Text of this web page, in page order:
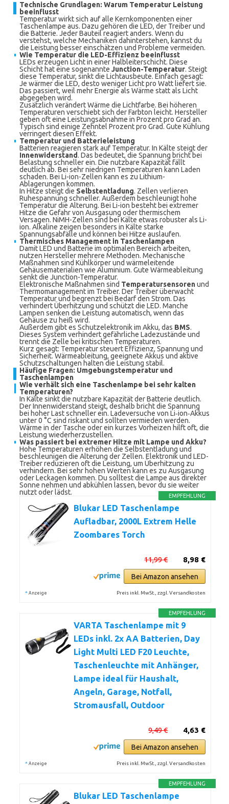
Technische Grundlagen: Warum Temperatur Leistung
beeinflusst
Temperatur wirkt sich auf alle Kernkomponenten einer
Taschenlampe aus. Dazu gehören die LED, der Treiber und
die Batterie. Jeder Bauteil reagiert anders. Wenn du
verstehst, welche Mechaniken dahinterstehen, kannst du
die Leistung besser einschätzen und Probleme vermeiden.
Wie Temperatur die LED-Effizienz beeinflusst
LEDs erzeugen Licht in einer Halbleiterschicht. Diese
Schicht hat eine sogenannte Junction-Temperatur. Steigt
diese Temperatur, sinkt die Lichtausbeute. Einfach gesagt:
Je wärmer die LED, desto weniger Licht pro Watt liefert sie.
Das passiert, weil mehr Energie als Wärme statt als Licht
abgegeben wird.
Zusätzlich verändert Wärme die Lichtfarbe. Bei höheren
Temperaturen verschiebt sich der Farbton leicht. Hersteller
geben oft eine Leistungsabnahme in Prozent pro Grad an.
Typisch sind einige Zehntel Prozent pro Grad. Gute Kühlung
verringert diesen Effekt.
Temperatur und Batterieleistung
Batterien reagieren stark auf Temperatur. In Kälte steigt der
Innenwiderstand. Das bedeutet, die Spannung bricht bei
Belastung schneller ein. Die nutzbare Kapazität fällt
deutlich ab. Bei sehr niedrigen Temperaturen kann Laden
schaden. Bei Li-ion-Zellen kann es zu Lithium-
Ablagerungen kommen.
In Hitze steigt die Selbstentladung. Zellen verlieren
Ruhespannung schneller. Außerdem beschleunigt hohe
Temperatur die Alterung. Bei Li-ion besteht bei extremer
Hitze die Gefahr von Ausgasung oder thermischem
Versagen. NiMH-Zellen sind bei Kälte etwas robuster als Li-
ion. Alkaline zeigen besonders in Kälte starke
Spannungsabfälle und können bei Hitze auslaufen.
Thermisches Management in Taschenlampen
Damit LED und Batterie im optimalen Bereich arbeiten,
nutzen Hersteller mehrere Methoden. Mechanische
Maßnahmen sind Kühlkörper und wärmeleitende
Gehäusematerialien wie Aluminium. Gute Wärmeableitung
senkt die Junction-Temperatur.
Elektronische Maßnahmen sind Temperatursensorenund
Thermomanagement im Treiber. Der Treiber überwacht
Temperatur und begrenzt bei Bedarf den Strom. Das
verhindert Überhitzung und schützt die LED. Manche
Lampen senken die Leistung automatisch, wenn das
Gehäuse zu heiß wird.
Außerdem gibt es Schutzelektronik im Akku, das BMS.
Dieses System verhindert gefährliche Ladezustände und
trennt die Zelle bei kritischen Temperaturen.
Kurz gesagt: Temperatur steuert Effizienz, Spannung und
Sicherheit. Wärmeableitung, geeignete Akkus und aktive
Schutzschaltungen halten die Leistung stabil.
Häufige Fragen: Umgebungstemperatur und
Taschenlampen
Wie verhält sich eine Taschenlampe bei sehr kalten
Temperaturen?
In Kälte sinkt die nutzbare Kapazität der Batterie deutlich.
Der Innenwiderstand steigt, deshalb bricht die Spannung
bei hoher Last schneller ein. Ladeversuche von Li‑ion‑Akkus
unter 0 °C sind riskant und sollten vermieden werden.
Wärme in der Tasche oder ein kurzes Vorheizen hilft oft, die
Leistung wiederherzustellen.
Was passiert bei extremer Hitze mit Lampe und Akku?
Hohe Temperaturen erhöhen die Selbstentladung und
beschleunigen die Alterung der Zellen. Elektronik und LED-
Treiber reduzieren oft die Leistung, um Überhitzung zu
verhindern. Bei sehr hohen Werten kann es zu Ausgasung
oder Leckagen kommen. Du solltest die Lampe aus direkter
Sonne nehmen und abkühlen lassen, bevor du sie weiter
nutzt oder lädst.
EMPFEHLUNG
Blukar LED Taschenlampe
Aufladbar, 2000L Extrem Helle
Zoombares Torch
8,98 €
11,99 €
Bei Amazon ansehen
* Anzeige Preis inkl. MwSt., zzgl. Versandkosten
EMPFEHLUNG
VARTA Taschenlampe mit 9
LEDs inkl. 2x AA Batterien, Day
Light Multi LED F20 Leuchte,
Taschenleuchte mit Anhänger,
Lampe ideal für Haushalt,
Angeln, Garage, Notfall,
Stromausfall, Outdoor
4,63 €
9,49 €
Bei Amazon ansehen
* Anzeige Preis inkl. MwSt., zzgl. Versandkosten
EMPFEHLUNG
Blukar LED Taschenlampe